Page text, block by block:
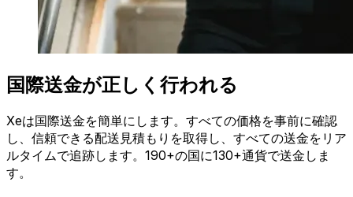
国際送金が正しく行われる
Xeは国際送金を簡単にします。すべての価格を事前に確認
し、信頼できる配送見積もりを取得し、すべての送金をリア
ルタイムで追跡します。190+の国に130+通貨で送金しま
す。